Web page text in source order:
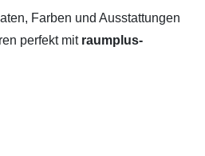
Farben und Ausstattungen
perfekt mit raumplus-